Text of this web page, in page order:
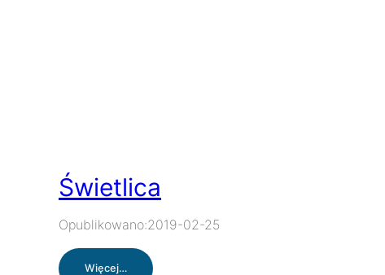
Świetlica
Opublikowano:2019-02-25
Więcej…